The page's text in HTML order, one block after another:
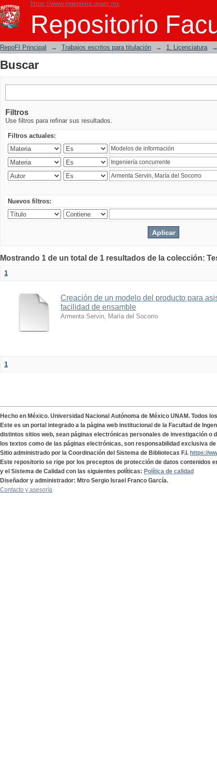
https://www.ingenieria.unam.mx
Repositorio
Buscar
RepoFI Principal → Trabajos escritos para titulación → 1. Licenciatura
Buscar
Filtros
Use filtros para refinar sus resultados.
Filtros actuales:
Nuevos filtros:
Mostrando 1 de un total de 1 resultados de la colección:
1
Creación de un modelo del producto para
facilidad de ensamble
Armenta Servin, María del Socorro
1
Hecho en México. Universidad Nacional Autónoma de México UNAM. Todos
Este es un portal integrado a la página web institucional de la Facultad de
distintos sitios web, sean páginas electrónicas personales de investigación o
los textos como de las páginas electrónicas, son responsabilidad exclusiva
Sitio administrado por la Coordinación del Sistema de Bibliotecas F.I. https://
Este repositorio se rige por los preceptos de protección de datos contenidos
y el Sistema de Calidad con las siguientes políticas: Política de calidad
Diseñador y administrador: Mtro Sergio Israel Franco García.
Contacto y asesoría